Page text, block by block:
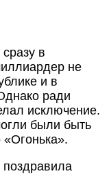
в
не
и в
ради
исключение.
были быть
поздравила